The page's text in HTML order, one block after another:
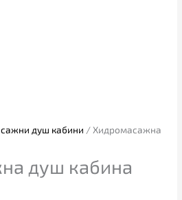
душ кабини / Хидромасажна
душ кабина